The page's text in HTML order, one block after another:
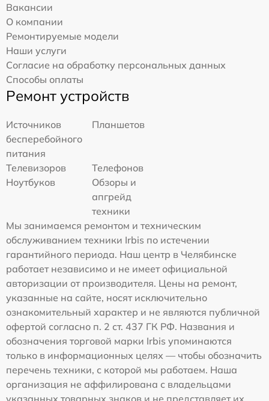
Вакансии
О компании
Ремонтируемые модели
Наши услуги
Согласие на обработку персональных данных
Способы оплаты
Ремонт устройств
Источников
бесперебойного
питания
Планшетов
Телевизоров
Телефонов
Ноутбуков
Обзоры и
апгрейд
техники
Мы занимаемся ремонтом и техническим
обслуживанием техники Irbis по истечении
гарантийного периода. Наш центр в Челябинске
работает независимо и не имеет официальной
авторизации от производителя. Цены на ремонт,
указанные на сайте, носят исключительно
ознакомительный характер и не являются публичной
офертой согласно п. 2 ст. 437 ГК РФ. Названия и
обозначения торговой марки Irbis упоминаются
только в информационных целях — чтобы обозначить
перечень техники, с которой мы работаем. Наша
организация не аффилирована с владельцами